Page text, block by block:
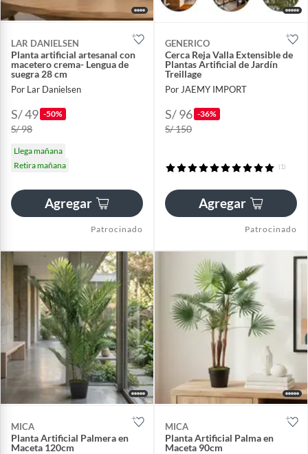
LAR DANIELSEN
Planta artificial artesanal con
macetero crema- Lengua de
suegra 28 cm
Por Lar Danielsen
S/ 49 -50%
S/ 98
Llega mañana
Retira mañana
Agregar
Patrocinado
GENERICO
Cerca Reja Valla Extensible de
Plantas Artificial de Jardín
Treillage
Por JAEMY IMPORT
S/ 96 -36%
S/ 150
(1)
Agregar
Patrocinado
MICA
Planta Artificial Palmera en
Maceta 120cm
MICA
Planta Artificial Palma en
Maceta 90cm